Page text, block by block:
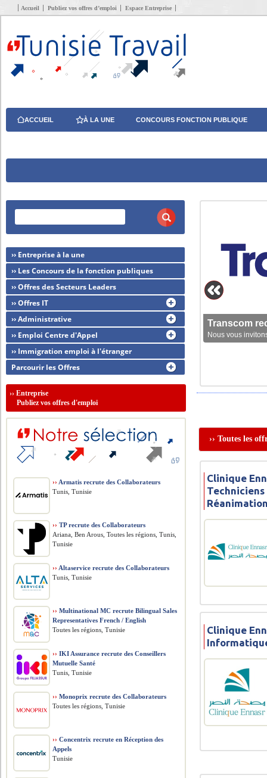
Accueil Publiez vos offres d’emploi Espace Entreprise
ACCUEIL À LA UNE CONCOURS FONCTION PUBLIQUE
Transcom
Nous vous
›› Toutes les
Clinique
Clinique
›› Entreprise à la une
›› Les Concours de la fonction publiques
›› Offres des Secteurs Leaders
›› Offres IT
›› Administrative
›› Emploi Centre d'Appel
›› Immigration emploi à l'étranger
Parcourir les Offres
››Entreprise
Publiez vos offres d'emploi
›› Armatis recrute des Collaborateurs
Tunis, Tunisie
›› TP recrute des Collaborateurs
Ariana, Ben Arous, Toutes les régions, Tunis,
Tunisie
›› Altaservice recrute des Collaborateurs
Tunis, Tunisie
›› Multinational MC recrute Bilingual Sales
Representatives French / English
Toutes les régions, Tunisie
›› IKI Assurance recrute des Conseillers
Mutuelle Santé
Tunis, Tunisie
›› Monoprix recrute des Collaborateurs
Toutes les régions, Tunisie
›› Concentrix recrute en Réception des
Appels
Tunisie